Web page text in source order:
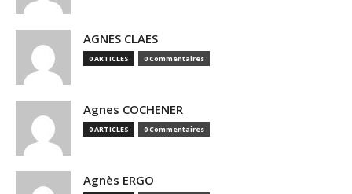
AGNES CLAES
0 ARTICLES 0 Commentaires
Agnes COCHENER
0 ARTICLES 0 Commentaires
Agnès ERGO